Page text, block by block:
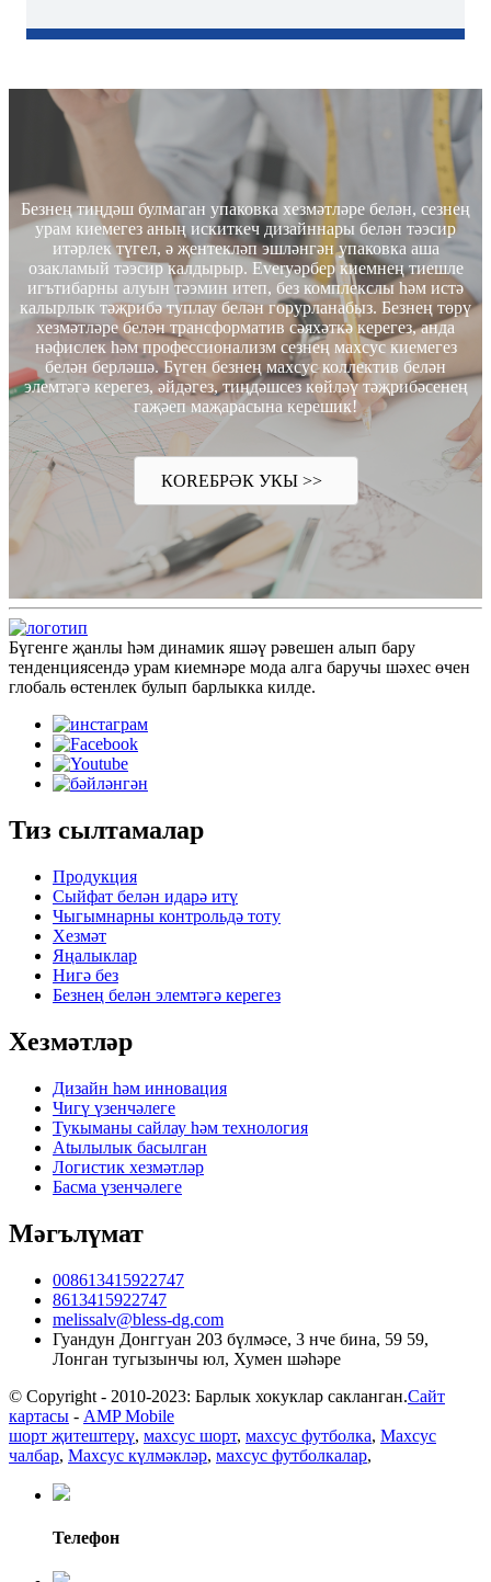
Безнең тиңдәш булмаган упаковка хезмәтләре белән, сезнең
урам киемегез аның искиткеч дизайннары белән тәэсир
итәрлек түгел, ә җентекләп эшләнгән упаковка аша
озакламый тәэсир калдырыр. Everyәрбер киемнең тиешле
игътибарны алуын тәэмин итеп, без комплекслы һәм истә
калырлык тәҗрибә туплау белән горурланабыз. Безнең төрү
хезмәтләре белән трансформатив сәяхәткә керегез, анда
нәфислек һәм профессионализм сезнең махсус киемегез
белән берләшә. Бүген безнең махсус коллектив белән
элемтәгә керегез, әйдәгез, тиңдәшсез көйләү тәҗрибәсенең
гаҗәеп маҗарасына керешик!
КOREБРӘК УКЫ >>
Бүгенге җанлы һәм динамик яшәү рәвешен алып бару
тенденциясендә урам киемнәре мода алга баручы шәхес өчен
глобаль өстенлек булып барлыкка килде.
Тиз сылтамалар
Продукция
Сыйфат белән идарә итү
Чыгымнарны контрольдә тоту
Хезмәт
Яңалыклар
Нигә без
Безнең белән элемтәгә керегез
Хезмәтләр
Дизайн һәм инновация
Чигү үзенчәлеге
Тукыманы сайлау һәм технология
Atылылык басылган
Логистик хезмәтләр
Басма үзенчәлеге
Мәгълүмат
008613415922747
8613415922747
melissalv@bless-dg.com
Гуандун Донггуан 203 бүлмәсе, 3 нче бина, 59 59,
Лонган тугызынчы юл, Хумен шәһәре
© Copyright - 2010-2023: Барлык хокуклар сакланган.Сайт
картасы - AMP Mobile
шорт җитештерү, махсус шорт, махсус футболка, Махсус
чалбар, Махсус күлмәкләр, махсус футболкалар,
Телефон